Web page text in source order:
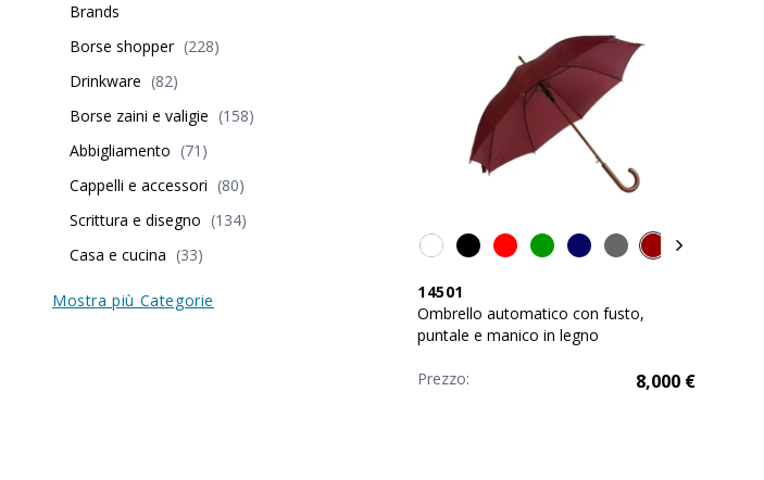
Brands
Borse shopper (228)
Drinkware (82)
Borse zaini e valigie (158)
Abbigliamento (71 )
Cappelli e accessori (80)
Scrittura e disegno (134)
Casa e cucina (33)
Mostra più Categorie
14501
Ombrello automatico con fusto,
puntale e manico in legno
Prezzo: 8,000€